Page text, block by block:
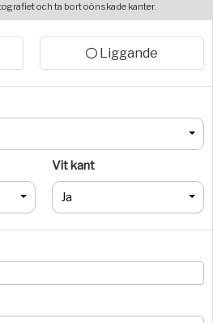
och ta bort oönskade kanter.
Liggande
Vit kant
Ja